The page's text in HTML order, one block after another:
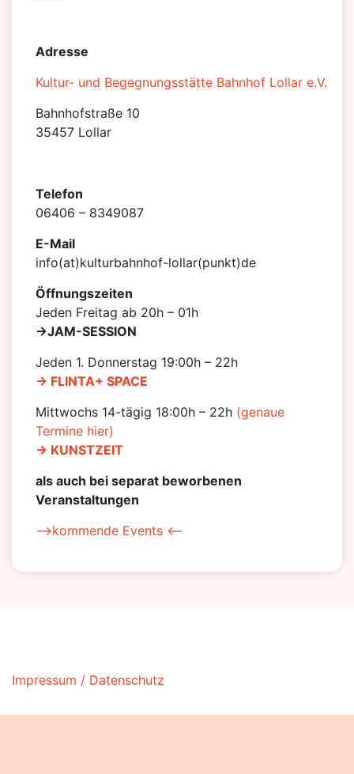
Adresse
Kultur- und Begegnungsstätte Bahnhof Lollar e.V.
Bahnhofstraße 10
35457 Lollar
Telefon
06406 – 8349087
E-Mail
info(at)kulturbahnhof-lollar(punkt)de
Öffnungszeiten
Jeden Freitag ab 20h – 01h
->JAM-SESSION
Jeden 1. Donnerstag 19:00h – 22h
-> FLINTA+ SPACE
Mittwochs 14-tägig 18:00h – 22h (genaue
Termine hier)
-> KUNSTZEIT
als auch bei separat beworbenen
Veranstaltungen
–>kommende Events <–
Impressum / Datenschutz